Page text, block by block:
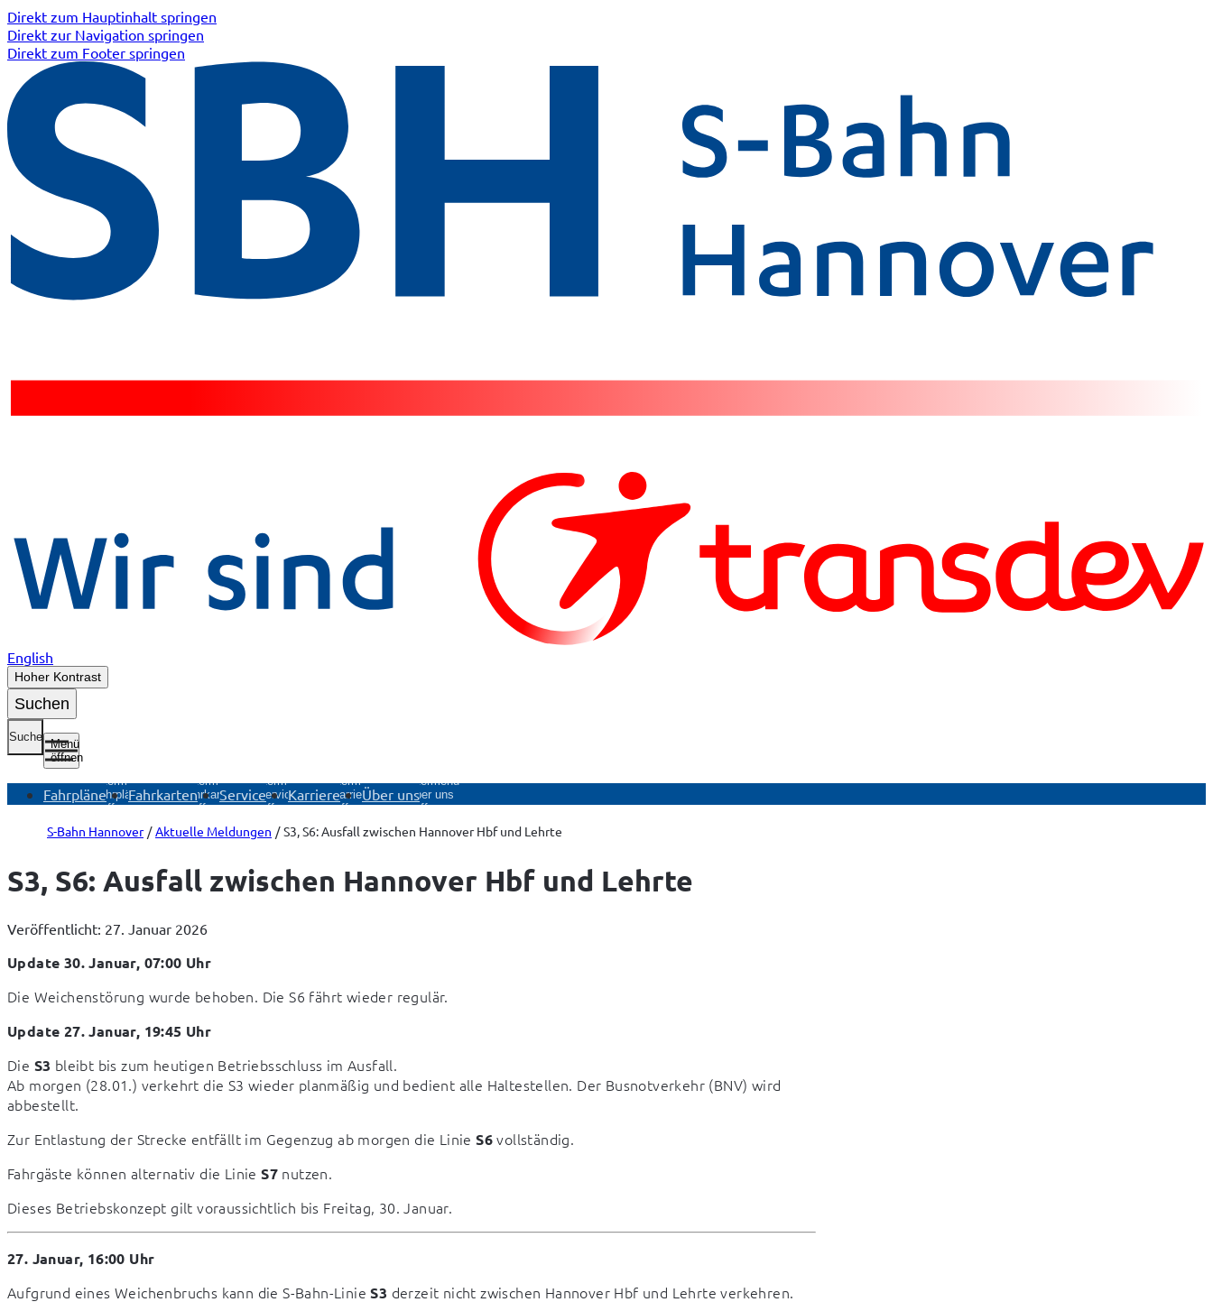
Direkt zum Hauptinhalt springen
Direkt zur Navigation springen
Direkt zum Footer springen
English
Hoher Kontrast
Suchen
Suche
Menü
öffnen
Fahrpläne
Untermenü
Fahrpläne
öffnen
Fahrkarten
Untermenü
Fahrkarten
öffnen
Service
Untermenü
Service
öffnen
Karriere
Untermenü
Karriere
öffnen
Über uns
Untermenü
Über uns
öffnen
S-Bahn Hannover Aktuelle Meldungen S3, S6: Ausfall zwischen Hannover Hbf und Lehrte
S3, S6: Ausfall zwischen Hannover Hbf und Lehrte
Veröffentlicht: 27. Januar 2026
Update 30. Januar, 07:00 Uhr
Die Weichenstörung wurde behoben. Die S6 fährt wieder regulär.
Update 27. Januar, 19:45 Uhr
Die S3 bleibt bis zum heutigen Betriebsschluss im Ausfall.
Ab morgen (28.01.) verkehrt die S3 wieder planmäßig und bedient alle Haltestellen. Der Busnotverkehr (BNV) wird
abbestellt.
Zur Entlastung der Strecke entfällt im Gegenzug ab morgen die Linie S6 vollständig.
Fahrgäste können alternativ die Linie S7 nutzen.
Dieses Betriebskonzept gilt voraussichtlich bis Freitag, 30. Januar.
27. Januar, 16:00 Uhr
Aufgrund eines Weichenbruchs kann die S-Bahn-Linie S3 derzeit nicht zwischen Hannover Hbf und Lehrte verkehren.